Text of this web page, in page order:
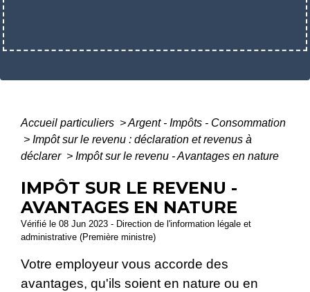
Accueil particuliers >Argent - Impôts - Consommation
> Impôt sur le revenu : déclaration et revenus à
déclarer > Impôt sur le revenu - Avantages en nature
IMPÔT SUR LE REVENU -
AVANTAGES EN NATURE
Vérifié le 08 Jun 2023 - Direction de l'information légale et
administrative (Première ministre)
Votre employeur vous accorde des
avantages, qu'ils soient en nature ou en